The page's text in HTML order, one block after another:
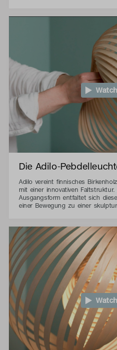
Die Adilo-
Adilo vereint finnisches
mit einer innovativen
Ausgangsform entfaltet sich
einer Bewegung zu einer